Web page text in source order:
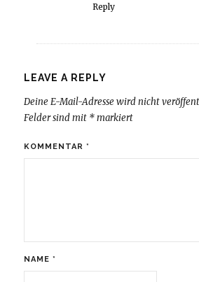
Reply
LEAVE A REPLY
Deine E-Mail-Adresse wird nicht
Felder sind mit *markiert
KOMMENTAR *
NAME *